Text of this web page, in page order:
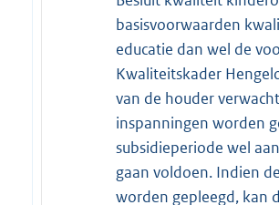
basisvoorwaarden
educatie dan wel de
Kwaliteitskader
van de houder
inspanningen worden
subsidieperiode wel
gaan voldoen. Indien
worden gepleegd, kan